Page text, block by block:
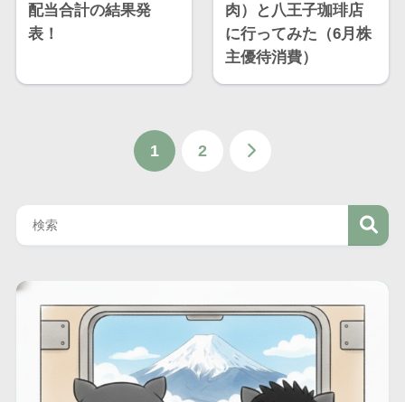
配当合計の結果発
表！
肉）と八王子珈琲店
に行ってみた（6月株
主優待消費）
1 2